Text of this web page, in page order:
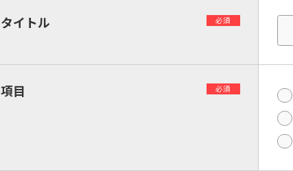
タイトル 必須
項目 必須